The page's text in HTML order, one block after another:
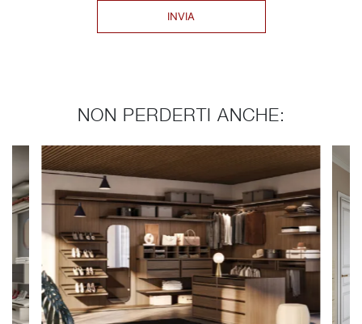
INVIA
NON PERDERTI ANCHE: